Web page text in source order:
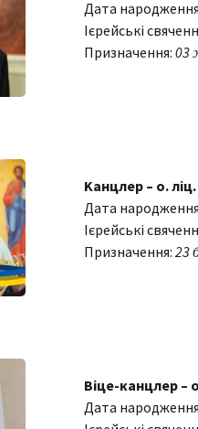
Дата
Ієрейські
Призначення: 03
Kанцлер – о.
Дата
Ієрейські
Призначення: 23
Віце-канцлер –
Дата